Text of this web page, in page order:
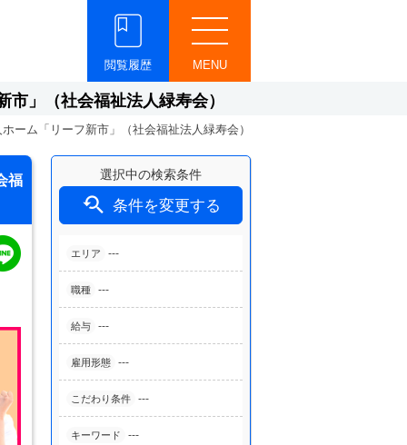
MENU
閲覧履歴
」（社会福祉法人緑寿会）
ーム「リーフ新市」（社会福祉法人緑寿会）
選択中の検索条件
 条件を変更する
エリア ---
職種 ---
給与 ---
雇用形態 ---
こだわり条件 ---
キーワード ---
福